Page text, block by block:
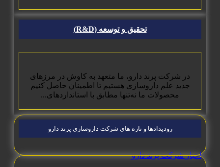
تحقیق و توسعه (R&D)
در شرکت پرند دارو، ما متعهد به کاوش در مرزهای
جدید علم داروسازی هستیم تا اطمینان حاصل کنیم
محصولات ما نه‌تنها مطابق با استانداردهای...
رودیدادها و تازه های شرکت داروسازی پرند دارو
اخبار شرکت پرند دارو